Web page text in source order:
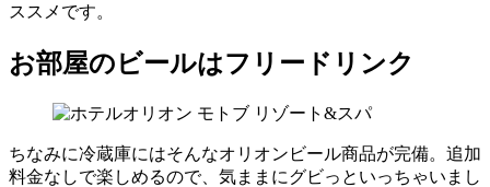
ススメです。
お部屋のビールはフリードリンク
ちなみに冷蔵庫にはそんなオリオンビール商品が完備。追加
料金なしで楽しめるので、気ままにグビっといっちゃいまし